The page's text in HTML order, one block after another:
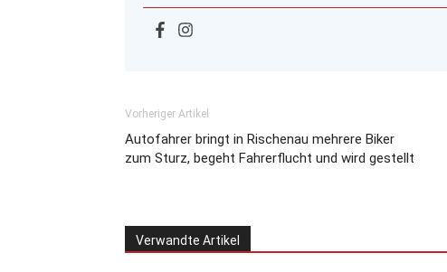
Vorheriger Artikel
Autofahrer bringt in Rischenau mehrere Biker
zum Sturz, begeht Fahrerflucht und wird gestellt
Verwandte Artikel